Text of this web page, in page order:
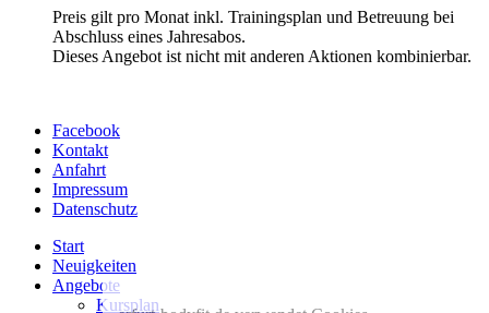
Preis gilt pro Monat inkl. Trainingsplan und Betreuung bei
Abschluss eines Jahresabos.
Dieses Angebot ist nicht mit anderen Aktionen kombinierbar.
Facebook
Kontakt
Anfahrt
Impressum
Datenschutz
Start
Neuigkeiten
Angebote
Kursplan